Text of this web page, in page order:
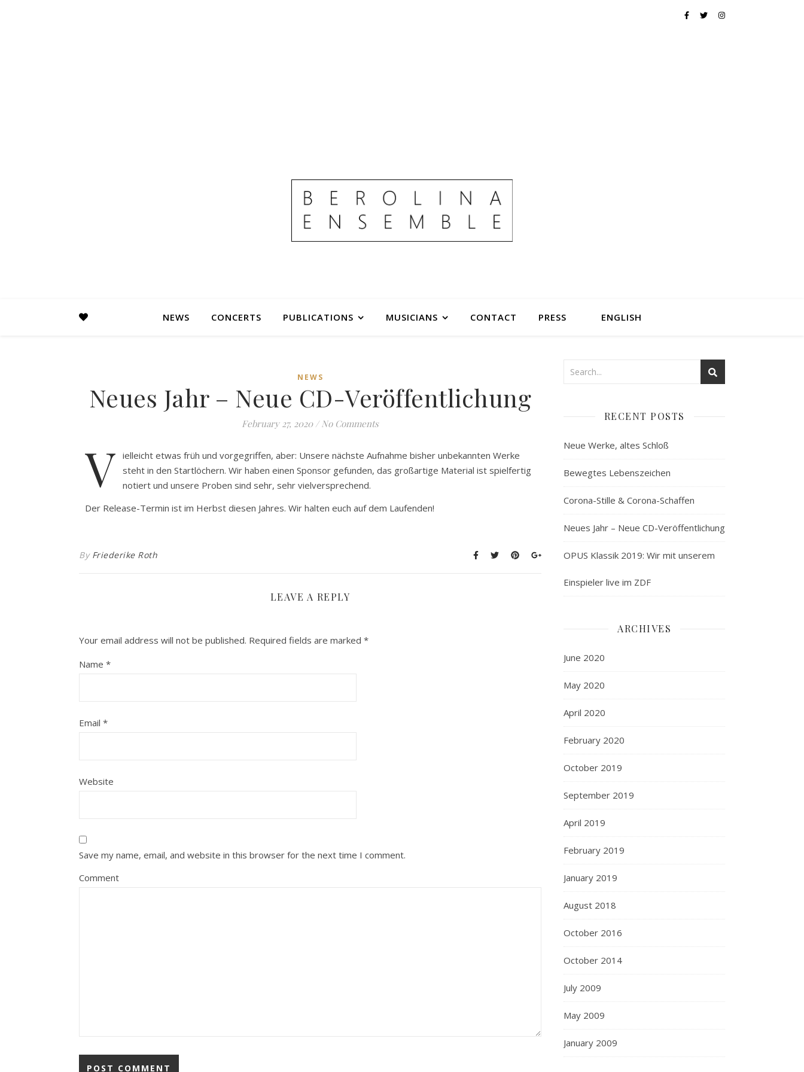
NEWS CONCERTS PUBLICATIONS MUSICIANS CONTACT PRESS ENGLISH
NEWS
Neues Jahr – Neue CD-Veröffentlichung
February 27, 2020 / No Comments
V ielleicht etwas früh und vorgegriffen, aber: Unsere nächste Aufnahme bisher unbekannten Werke
steht in den Startlöchern. Wir haben einen Sponsor gefunden, das großartige Material ist spielfertig
notiert und unsere Proben sind sehr, sehr vielversprechend.
Der Release-Termin ist im Herbst diesen Jahres. Wir halten euch auf dem Laufenden!
By Friederike Roth
LEAVE A REPLY
Your email address will not be published. Required fields are marked *
Name *
Email *
Website
Save my name, email, and website in this browser for the next time I comment.
Comment
RECENT POSTS
Neue Werke, altes Schloß
Bewegtes Lebenszeichen
Corona-Stille & Corona-Schaffen
Neues Jahr – Neue CD-Veröffentlichung
OPUS Klassik 2019: Wir mit unserem
Einspieler live im ZDF
ARCHIVES
June 2020
May 2020
April 2020
February 2020
October 2019
September 2019
April 2019
February 2019
January 2019
August 2018
October 2016
October 2014
July 2009
May 2009
January 2009